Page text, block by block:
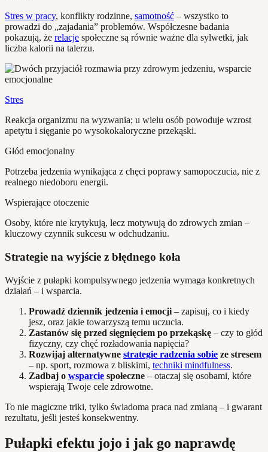
Stres w pracy, konflikty rodzinne, samotność – wszystko to
prowadzi do „zajadania” problemów. Współczesne badania
pokazują, że relacje społeczne są równie ważne dla sylwetki, jak
liczba kalorii na talerzu.
Stres
Reakcja organizmu na wyzwania; u wielu osób powoduje wzrost
apetytu i sięganie po wysokokaloryczne przekąski.
Głód emocjonalny
Potrzeba jedzenia wynikająca z chęci poprawy samopoczucia, nie z
realnego niedoboru energii.
Wspierające otoczenie
Osoby, które nie krytykują, lecz motywują do zdrowych zmian –
kluczowy czynnik sukcesu w odchudzaniu.
Strategie na wyjście z błędnego koła
Wyjście z pułapki kompulsywnego jedzenia wymaga konkretnych
działań – i wsparcia.
Prowadź dziennik jedzenia i emocji – zapisuj, co i kiedy
jesz, oraz jakie towarzyszą temu uczucia.
Zastanów się przed sięgnięciem po przekąskę – czy to głód
fizyczny, czy chęć rozładowania napięcia?
Rozwijaj alternatywne strategie radzenia sobie ze stresem
– np. sport, rozmowa z bliskimi, techniki mindfulness.
Zadbaj o wsparcie społeczne – otaczaj się osobami, które
wspierają Twoje cele zdrowotne.
To nie magiczne triki, tylko świadoma praca nad zmianą – i gwarant
rezultatu, jeśli jesteś konsekwentny.
Pułapki efektu jojo i jak go naprawdę